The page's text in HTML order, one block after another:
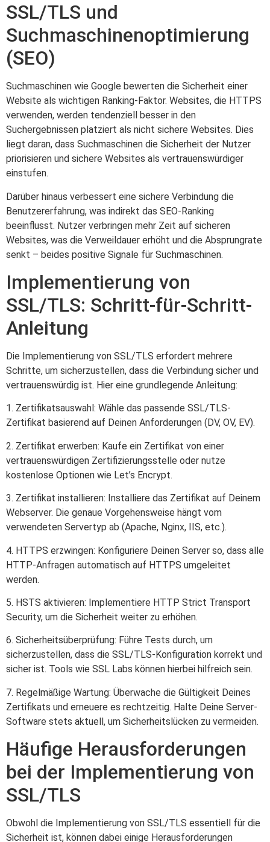
SSL/TLS und
Suchmaschinenoptimierung
(SEO)
Suchmaschinen wie Google bewerten die Sicherheit einer
Website als wichtigen Ranking-Faktor. Websites, die HTTPS
verwenden, werden tendenziell besser in den
Suchergebnissen platziert als nicht sichere Websites. Dies
liegt daran, dass Suchmaschinen die Sicherheit der Nutzer
priorisieren und sichere Websites als vertrauenswürdiger
einstufen.
Darüber hinaus verbessert eine sichere Verbindung die
Benutzererfahrung, was indirekt das SEO-Ranking
beeinflusst. Nutzer verbringen mehr Zeit auf sicheren
Websites, was die Verweildauer erhöht und die Absprungrate
senkt – beides positive Signale für Suchmaschinen.
Implementierung von
SSL/TLS: Schritt-für-Schritt-
Anleitung
Die Implementierung von SSL/TLS erfordert mehrere
Schritte, um sicherzustellen, dass die Verbindung sicher und
vertrauenswürdig ist. Hier eine grundlegende Anleitung:
1. Zertifikatsauswahl: Wähle das passende SSL/TLS-
Zertifikat basierend auf Deinen Anforderungen (DV, OV, EV).
2. Zertifikat erwerben: Kaufe ein Zertifikat von einer
vertrauenswürdigen Zertifizierungsstelle oder nutze
kostenlose Optionen wie Let’s Encrypt.
3. Zertifikat installieren: Installiere das Zertifikat auf Deinem
Webserver. Die genaue Vorgehensweise hängt vom
verwendeten Servertyp ab (Apache, Nginx, IIS, etc.).
4. HTTPS erzwingen: Konfiguriere Deinen Server so, dass alle
HTTP-Anfragen automatisch auf HTTPS umgeleitet
werden.
5. HSTS aktivieren: Implementiere HTTP Strict Transport
Security, um die Sicherheit weiter zu erhöhen.
6. Sicherheitsüberprüfung: Führe Tests durch, um
sicherzustellen, dass die SSL/TLS-Konfiguration korrekt und
sicher ist. Tools wie SSL Labs können hierbei hilfreich sein.
7. Regelmäßige Wartung: Überwache die Gültigkeit Deines
Zertifikats und erneuere es rechtzeitig. Halte Deine Server-
Software stets aktuell, um Sicherheitslücken zu vermeiden.
Häufige Herausforderungen
bei der Implementierung von
SSL/TLS
Obwohl die Implementierung von SSL/TLS essentiell für die
Sicherheit ist, können dabei einige Herausforderungen